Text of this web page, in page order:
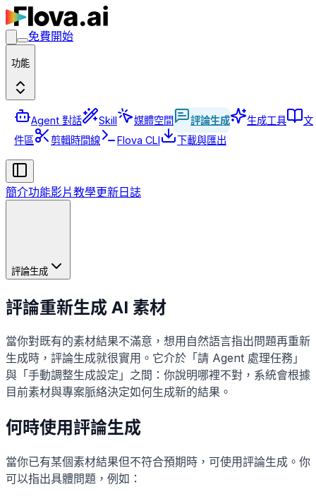
免費開始
功能
Agent 對話 Skill 媒體空間 評論生成 生成工具
文
件區
剪輯時間線 Flova CLI 下載與匯出
簡介功能影片教學更新日誌
評論生成
評論重新生成 AI 素材
當你對既有的素材結果不滿意，想用自然語言指出問題再重新
生成時，評論生成就很實用。它介於「請 Agent 處理任務」
與「手動調整生成設定」之間：你說明哪裡不對，系統會根據
目前素材與專案脈絡決定如何生成新的結果。
何時使用評論生成
當你已有某個素材結果但不符合預期時，可使用評論生成。你
可以指出具體問題，例如：